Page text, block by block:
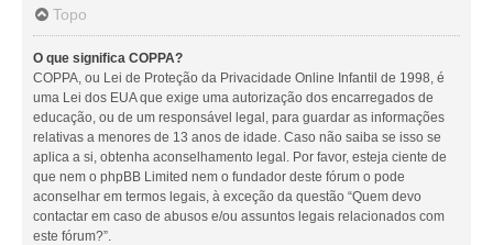
Topo
O que significa COPPA?
COPPA, ou Lei de Proteção da Privacidade Online Infantil de 1998, é
uma Lei dos EUA que exige uma autorização dos encarregados de
educação, ou de um responsável legal, para guardar as informações
relativas a menores de 13 anos de idade. Caso não saiba se isso se
aplica a si, obtenha aconselhamento legal. Por favor, esteja ciente de
que nem o phpBB Limited nem o fundador deste fórum o pode
aconselhar em termos legais, à exceção da questão “Quem devo
contactar em caso de abusos e/ou assuntos legais relacionados com
este fórum?”.